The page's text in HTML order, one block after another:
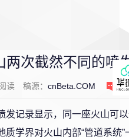
两次截然不同的喷
读 稿源： cnBeta.COM 0
发记录显示，同一座火山可
质学界对火山内部“管道系统